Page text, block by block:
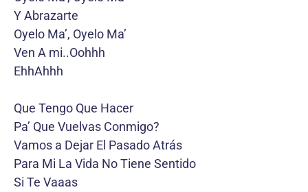
Y Abrazarte
Oyelo Ma’, Oyelo Ma’
Ven A mi..Oohhh
EhhAhhh
Que Tengo Que Hacer
Pa’ Que Vuelvas Conmigo?
Vamos a Dejar El Pasado Atrás
Para Mi La Vida No Tiene Sentido
Si Te Vaaas